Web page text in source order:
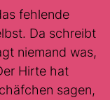
fehlende
Da schreibt
niemand was,
Hirte hat
sagen,